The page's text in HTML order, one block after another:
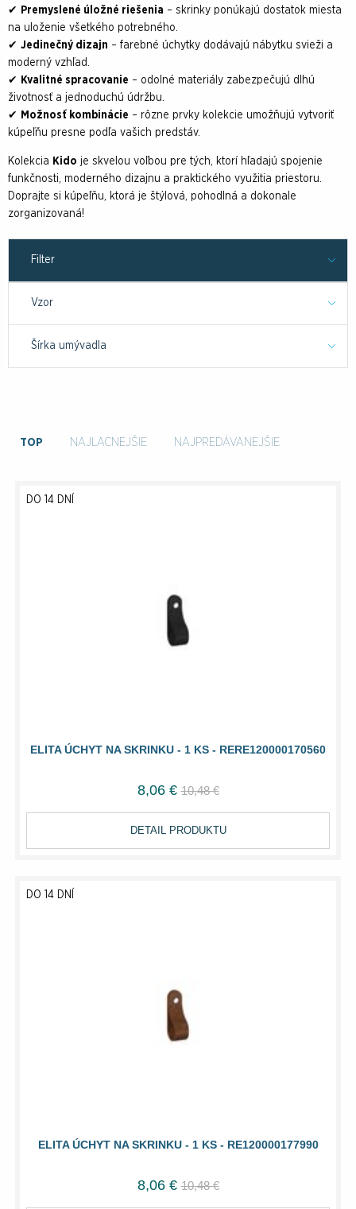
✔
Premyslené úložné riešenia – skrinky ponúkajú dostatok miesta
na uloženie všetkého potrebného.
✔ Jedinečný dizajn – farebné úchytky dodávajú nábytku svieži a
moderný vzhľad.
✔
Kvalitné spracovanie – odolné materiály zabezpečujú dlhú
životnosť a jednoduchú údržbu.
✔
Možnosť kombinácie – rôzne prvky kolekcie umožňujú vytvoriť
kúpeľňu presne podľa vašich predstáv.
Kolekcia Kido je skvelou voľbou pre tých, ktorí hľadajú spojenie
funkčnosti, moderného dizajnu a praktického využitia priestoru.
Doprajte si kúpeľňu, ktorá je štýlová, pohodlná a dokonale
zorganizovaná!
Filter
Vzor
Šírka umývadla
TOP NAJLACNEJŠIE NAJPREDÁVANEJŠIE
ELITA ÚCHYT NA SKRINKU - 1 KS - RERE120000170560
DO 14 DNÍ
8,06 € 10,48 €
DETAIL PRODUKTU
ELITA ÚCHYT NA SKRINKU - 1 KS - RE120000177990
DO 14 DNÍ
8,06 € 10,48 €